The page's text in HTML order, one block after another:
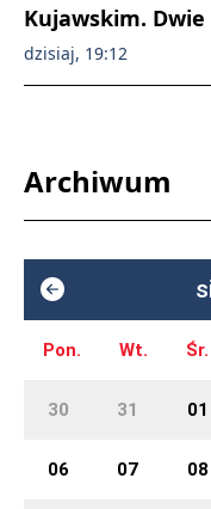
Kujawskim.
dzisiaj, 19:12
Archiwum
Pon. Wt. Śr.
30 31 01
06 07 08